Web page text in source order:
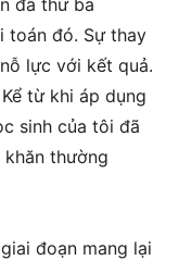
toán đó. Sự thay
lực với kết quả.
từ khi áp dụng
sinh của tôi đã
thường
đoạn mang lại